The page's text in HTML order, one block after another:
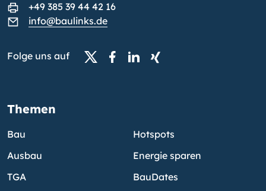
+49 385 39 44 42 16
info@baulinks.de
Folge uns auf
Themen
Bau
Ausbau
TGA
Hotspots
Energie sparen
BauDates